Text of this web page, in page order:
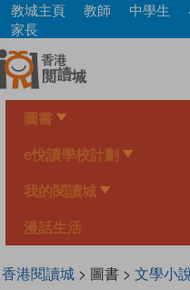
Skip
main
content
教城主頁 教師 中學生
家長
圖書
e悅讀學校計劃
我的閱讀城
漫話生活
香港閱讀城> 圖書 > 文學小